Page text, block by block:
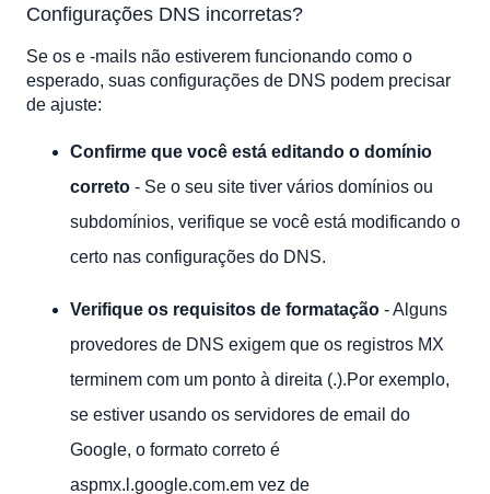
Configurações DNS incorretas?
Se os e -mails não estiverem funcionando como o
esperado, suas configurações de DNS podem precisar
de ajuste:
Confirme que você está editando o domínio
correto - Se o seu site tiver vários domínios ou
subdomínios, verifique se você está modificando o
certo nas configurações do DNS.
Verifique os requisitos de formatação - Alguns
provedores de DNS exigem que os registros MX
terminem com um ponto à direita (.).Por exemplo,
se estiver usando os servidores de email do
Google, o formato correto é
aspmx.l.google.com.em vez de